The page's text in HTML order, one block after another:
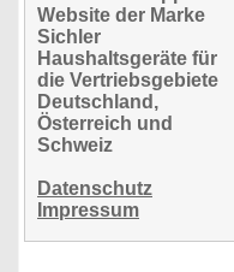
Website der Marke
Sichler
Haushaltsgeräte für
die Vertriebsgebiete
Deutschland,
Österreich und
Schweiz
Datenschutz
Impressum